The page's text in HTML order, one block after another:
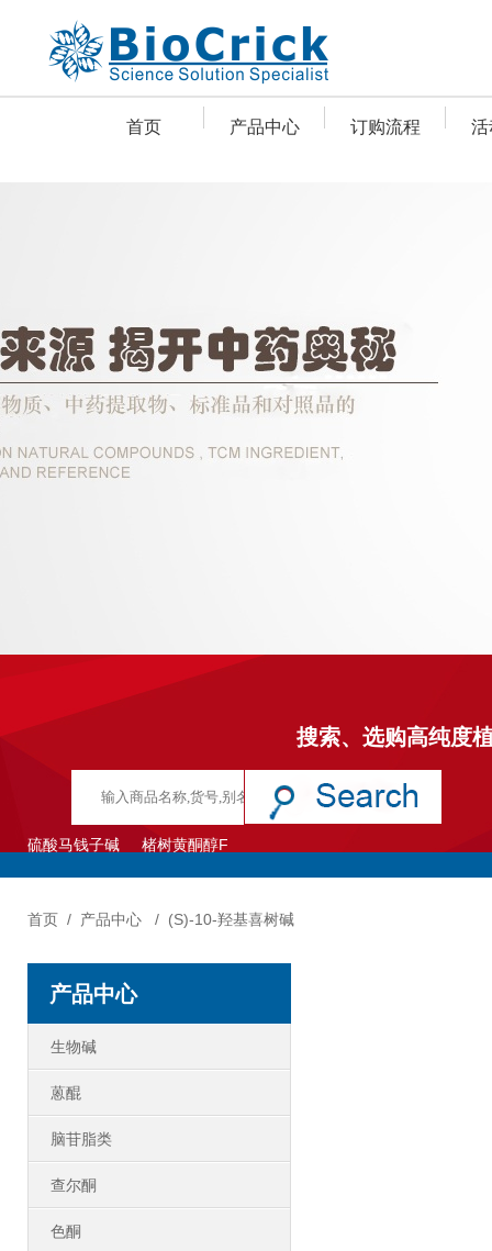
首页 产品中心 订购流程 活
搜索、选购高纯度
硫酸马钱子碱 楮树黄酮醇F
首页/ 产品中心/ (S)-10-羟基喜树碱
产品中心
生物碱
蒽醌
脑苷脂类
查尔酮
色酮